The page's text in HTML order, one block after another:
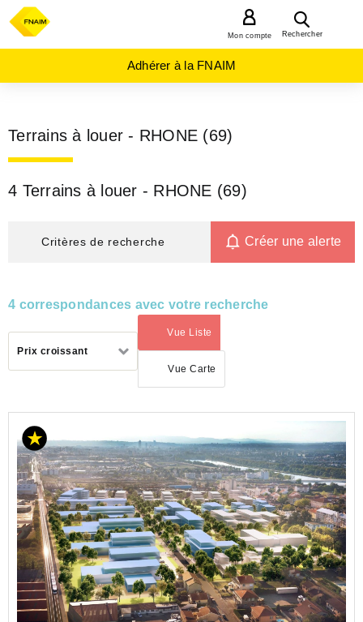
Rechercher
Mon compte
Adhérer à la FNAIM
Terrains à louer - RHONE (69)
4 Terrains à louer - RHONE (69)
Critères de recherche Créer une alerte
4 correspondances avec votre recherche
Prix croissant
Vue Liste
(activé)
Vue Carte
AUVERGNE-
RHÔNE-
ALPES
RHONE
(69)